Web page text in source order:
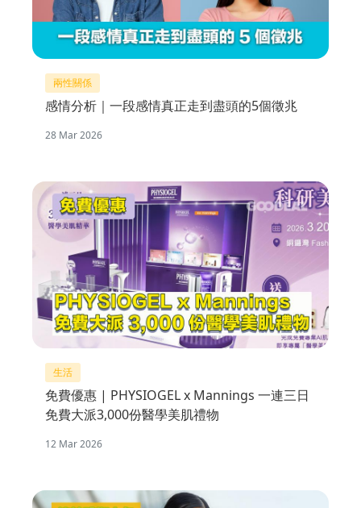
兩性關係
感情分析｜一段感情真正走到盡頭的5個徵兆
28 Mar 2026
生活
免費優惠 | PHYSIOGEL x Mannings 一連三日
免費大派3,000份醫學美肌禮物
12 Mar 2026